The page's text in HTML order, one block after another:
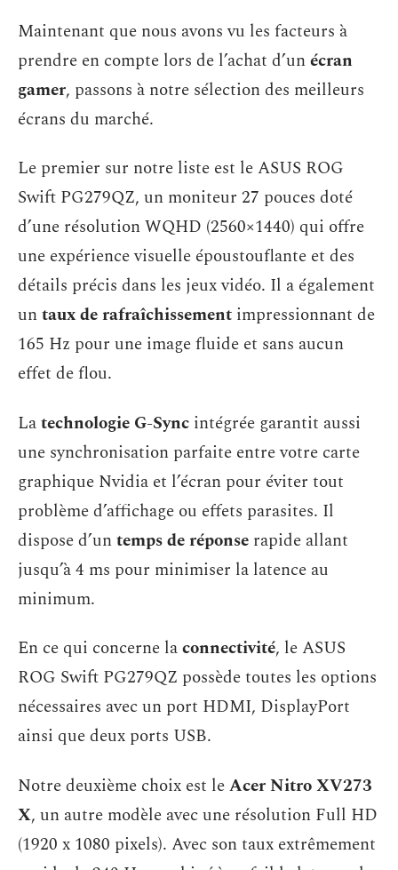
Maintenant que nous avons vu les facteurs à
prendre en compte lors de l’achat d’unécran
gamer, passons à notre sélection des meilleurs
écrans du marché.
Le premier sur notre liste est le ASUS ROG
Swift PG279QZ, un moniteur 27 pouces doté
d’une résolution WQHD (2560×1440) qui offre
une expérience visuelle époustouflante et des
détails précis dans les jeux vidéo. Il a également
untaux de rafraîchissement impressionnant de
165 Hz pour une image fluide et sans aucun
effet de flou.
Latechnologie G-Sync intégrée garantit aussi
une synchronisation parfaite entre votre carte
graphique Nvidia et l’écran pour éviter tout
problème d’affichage ou effets parasites. Il
dispose d’untemps de réponse rapide allant
jusqu’à 4 ms pour minimiser la latence au
minimum.
En ce qui concerne laconnectivité, le ASUS
ROG Swift PG279QZ possède toutes les options
nécessaires avec un port HDMI, DisplayPort
ainsi que deux ports USB.
Notre deuxième choix est leAcer Nitro XV273
X, un autre modèle avec une résolution Full HD
(1920 x 1080 pixels). Avec son taux extrêmement